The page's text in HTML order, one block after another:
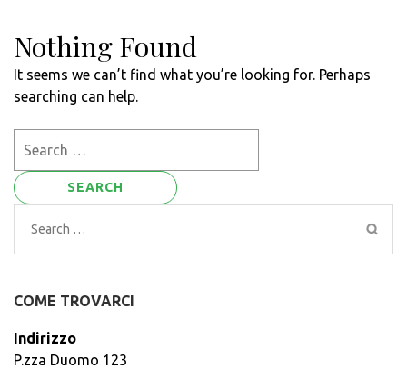
Nothing Found
It seems we can’t find what you’re looking for. Perhaps
searching can help.
Search
for:
COME TROVARCI
Indirizzo
P.zza Duomo 123